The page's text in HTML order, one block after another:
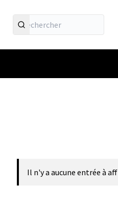
Il n'y a aucune entrée à